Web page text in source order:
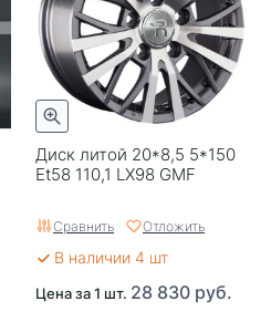
45
60,1
7
Changan
1 год
Черный с полировкой
Диск литой 20*8,5 5*150
Et58 110,1 LX98 GMF
Сравнить Отложить
В наличии 4 шт
Цена за 1 шт. 28 830 руб.